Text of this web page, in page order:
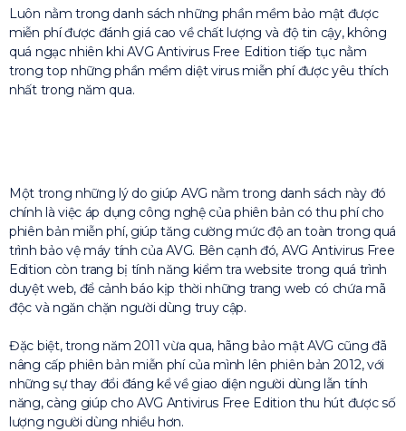
Luôn nằm trong danh sách những phần mềm bảo mật được
miễn phí được đánh giá cao về chất lượng và độ tin cậy, không
quá ngạc nhiên khi AVG Antivirus Free Edition tiếp tục nằm
trong top những phần mềm diệt virus miễn phí được yêu thích
nhất trong năm qua.
Một trong những lý do giúp AVG nằm trong danh sách này đó
chính là việc áp dụng công nghệ của phiên bản có thu phí cho
phiên bản miễn phí, giúp tăng cường mức độ an toàn trong quá
trình bảo vệ máy tính của AVG. Bên cạnh đó, AVG Antivirus Free
Edition còn trang bị tính năng kiểm tra website trong quá trình
duyệt web, để cảnh báo kịp thời những trang web có chứa mã
độc và ngăn chặn người dùng truy cập.
Đặc biệt, trong năm 2011 vừa qua, hãng bảo mật AVG cũng đã
nâng cấp phiên bản miễn phí của mình lên phiên bản 2012, với
những sự thay đổi đáng kể về giao diện người dùng lẫn tính
năng, càng giúp cho AVG Antivirus Free Edition thu hút được số
lượng người dùng nhiều hơn.